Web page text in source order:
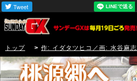
トップ > 作: イダタツヒコ／画: 水谷麻志